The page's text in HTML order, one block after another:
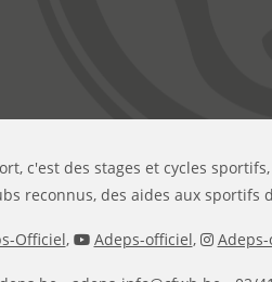
c'est des stages et cycles
reconnus, des aides aux sportifs
Officiel, Adeps-officiel,